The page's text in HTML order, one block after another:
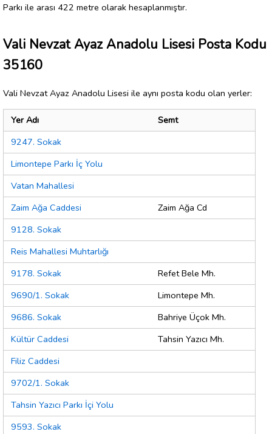
Parkı ile arası 422 metre olarak hesaplanmıştır.
Vali Nevzat Ayaz Anadolu Lisesi Posta Kodu
35160
Vali Nevzat Ayaz Anadolu Lisesi ile aynı posta kodu olan yerler:
Yer Adı
Semt
9247. Sokak
Limontepe Parkı İç Yolu
Vatan Mahallesi
Zaim Ağa Caddesi
Zaim Ağa Cd
9128. Sokak
Reis Mahallesi Muhtarlığı
9178. Sokak
Refet Bele Mh.
9690/1. Sokak
Limontepe Mh.
9686. Sokak
Bahriye Üçok Mh.
Kültür Caddesi
Tahsin Yazıcı Mh.
Filiz Caddesi
9702/1. Sokak
Tahsin Yazıcı Parkı İçi Yolu
9593. Sokak